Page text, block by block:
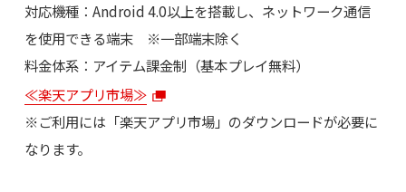
対応機種：Android 4.0以上を搭載し、ネットワーク通信
を使用できる端末 ※一部端末除く
料金体系：アイテム課金制（基本プレイ無料）
≪楽天アプリ市場≫
※ご利用には「楽天アプリ市場」のダウンロードが必要に
なります。